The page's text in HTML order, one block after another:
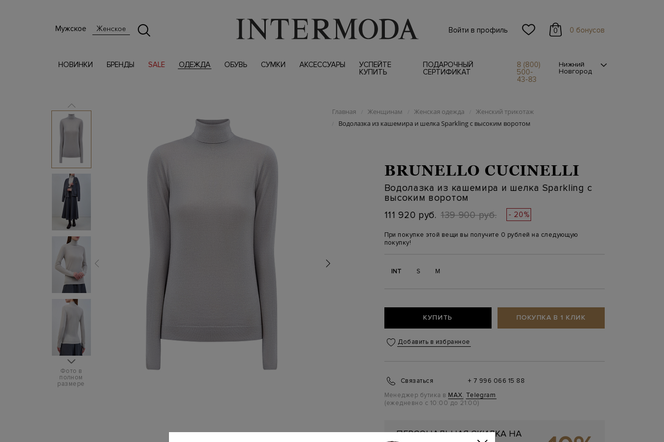
Мужское Женское Войти в профиль 0 0 бонусов
НОВИНКИ БРЕНДЫ SALE ОДЕЖДА ОБУВЬ СУМКИ АКСЕССУАРЫ
УСПЕЙТЕ
КУПИТЬ
ПОДАРОЧНЫЙ
СЕРТИФИКАТ
8 (800)
500-
43-83
Нижний
Новгород
Фото в
полном
размере
Главная / Женщинам / Женская одежда / Женский трикотаж
/ Водолазка из кашемира и шелка Sparkling с высоким воротом
BRUNELLO CUCINELLI
Водолазка из кашемира и шелка Sparkling с
высоким воротом
111 920 руб. 139 900 руб. - 20%
При покупке этой вещи вы получите 0 рублей на следующую
покупку!
INT S M
КУПИТЬ ПОКУПКА В 1 КЛИК
Добавить в избранное
Связаться
+ 7 996 066 15 88
Менеджер бутика в MAX, Telegram
(ежедневно с 10:00 до 21:00)
ПЕРСОНАЛЬНАЯ СКИДКА НА